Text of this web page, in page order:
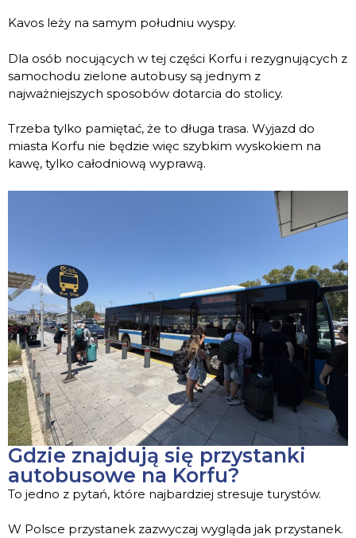
Kavos leży na samym południu wyspy.
Dla osób nocujących w tej części Korfu i rezygnujących z
samochodu zielone autobusy są jednym z
najważniejszych sposobów dotarcia do stolicy.
Trzeba tylko pamiętać, że to długa trasa. Wyjazd do
miasta Korfu nie będzie więc szybkim wyskokiem na
kawę, tylko całodniową wyprawą.
Gdzie znajdują się przystanki
autobusowe na Korfu?
To jedno z pytań, które najbardziej stresuje turystów.
W Polsce przystanek zazwyczaj wygląda jak przystanek.